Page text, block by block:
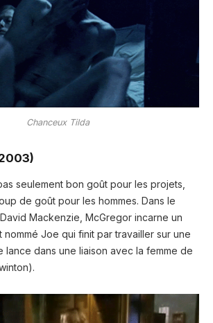
Chanceux Tilda
seulement bon goût pour les projets,
de goût pour les hommes. Dans le
Mackenzie, McGregor incarne un
Joe qui finit par travailler sur une
lance dans une liaison avec la femme de